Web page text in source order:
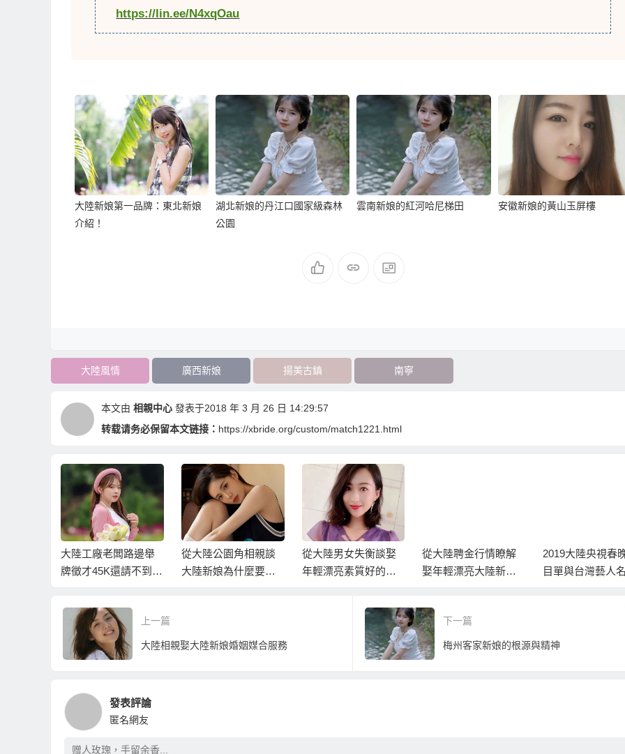
https://lin.ee/N4xqOau
大陸新娘第一品牌：東北新娘
介紹！
湖北新娘的丹江口國家級森林
公園
雲南新娘的紅河哈尼梯田 安徽新娘的黃山玉屏樓
大陸風情 廣西新娘 揚美古鎮 南寧
本文由 相親中心 發表于2018 年 3 月 26 日 14:29:57
转载请务必保留本文链接： https://xbride.org/custom/match1221.html
大陸工廠老闆路邊舉
牌徵才45K還請不到
從大陸公園角相親談
大陸新娘為什麼要嫁
從大陸男女失衡談娶
年輕漂亮素質好的大
從大陸聘金行情瞭解
娶年輕漂亮大陸新娘
2019大陸央視春
目單與台灣藝人
上一篇
大陸相親娶大陸新娘婚姻媒合服務
下一篇
梅州客家新娘的根源與精神
發表評論
匿名網友